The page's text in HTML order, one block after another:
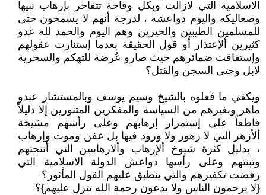
الاسلامية التي لازالت وبكل وقاحة تتفاخر بإرهاب نبيها
وصعاليكه واليوم دواعشه ، لدرجة أنهم لا يسمحون حتى
للمسلمين الطيبين والخيرين وهم اليوم والحمد لله غدو
كثيرين ألإعتذار أو قول الحقيقة بعدما إستنارت عقولهم
وإستفاقت ضمائرهم حيث صارو عُرضة للتهكم والسخرية
لابل وحتى السجن والقتل؟
ويكفي ما فعلوه بالشيخ وسيم يوسف وبالمستشار عبدو
ماهر وبغيرهم من السياسة والمفكرين المتنورين إلا دليلاً
قاطعاً على إستمرار إرهابهم وعلى رأسهم مشيخة
ألأزهر التي لا زهور ولا ورود فيها بل عفن وموت وإرهاب
، بدليل كثرة شيوخ ألإرهاب وألارهابيين التي أنتجتهم
وتبنتهم وعلى رأسها دواعش الدولة الاسلامية التي
رفضت تكفيرهم والتي ينطبق عليهم القول المأثور؟
{لا يرحمون الناس ولا يدعون رحمة الله تنزل عليهم}؟